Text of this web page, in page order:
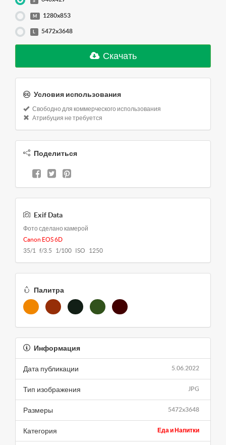
M 1280x853
L 5472x3648
Скачать
Условия использования
Свободно для коммерческого использования
Атрибуция не требуется
Поделиться
Exif Data
Фото сделано камерой
Canon EOS 6D
35/1 f/3.5 1/100 ISO 1250
Палитра
Информация
5.06.2022
Дата публикации
JPG
Тип изображения
5472x3648
Размеры
Еда и Напитки
Категория